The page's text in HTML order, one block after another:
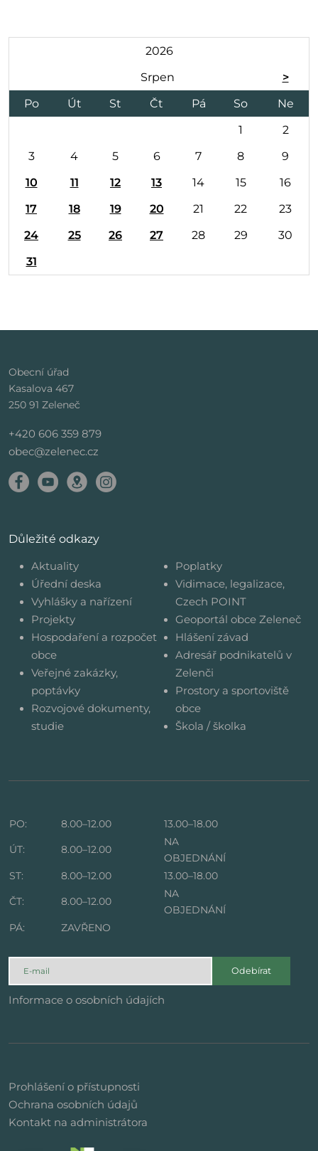
2026
Srpen
>
Po
Út St Čt Pá So
Ne
1
2
3
4 5 6 7 8
9
10
11 12 13 14 15
16
17
18 19 20 21 22
23
24
25 26 27 28 29
30
31
Obecní úřad
Kasalova 467
250 91 Zeleneč
+420 606 359 879
obec@zelenec.cz
Důležité odkazy
Aktuality
Úřední deska
Vyhlášky a nařízení
Projekty
Hospodaření a rozpočet
obce
Veřejné zakázky,
poptávky
Rozvojové dokumenty,
studie
Poplatky
Vidimace, legalizace,
Czech POINT
Geoportál obce Zeleneč
Hlášení závad
Adresář podnikatelů v
Zelenči
Prostory a sportoviště
obce
Škola / školka
PO: 8.00–12.00
13.00–18.00
ÚT:
8.00–12.00
NA
OBJEDNÁNÍ
ST:
8.00–12.00
13.00–18.00
ČT:
8.00–12.00
NA
OBJEDNÁNÍ
PÁ:
ZAVŘENO
Odebírat
Informace o osobních údajích
Prohlášení o přístupnosti
Ochrana osobních údajů
Kontakt na administrátora